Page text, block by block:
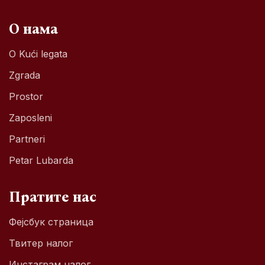
О нама
O Kući legata
Zgrada
Prostor
Zaposleni
Partneri
Petar Lubarda
Пратите нас
Фејсбук страница
Твитер налог